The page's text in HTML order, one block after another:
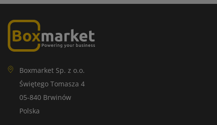
Boxmarket Sp. z o.o.
Świętego Tomasza 4
05-840 Brwinów
Polska